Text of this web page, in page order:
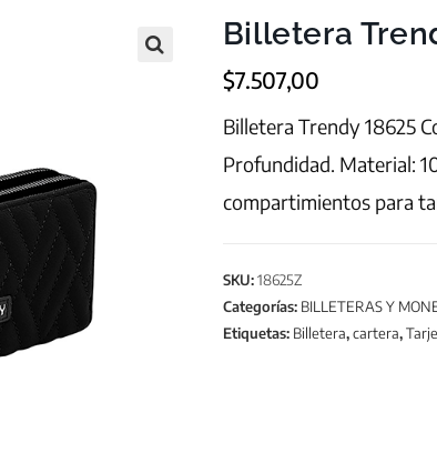
Billetera
$7.507,00
Billetera Trendy 18625
Profundidad. Material:
compartimientos para
SKU:18625Z
Categorías: BILLETERAS Y
Etiquetas: Billetera,cartera,